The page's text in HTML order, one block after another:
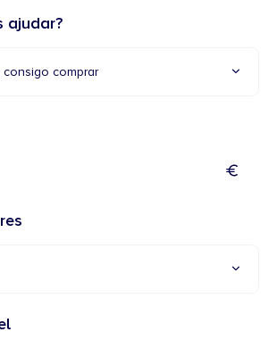
ajudar?
comprar